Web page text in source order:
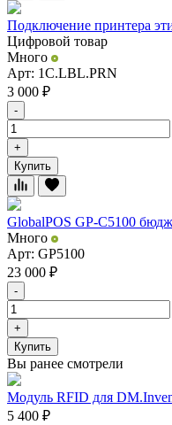
Подключение принтера
Цифровой товар
Много
Арт: 1C.LBL.PRN
3 000 ₽
-
+
Купить
GlobalPOS GP-C5100
Много
Арт: GP5100
23 000 ₽
-
+
Купить
Вы ранее смотрели
Модуль RFID для
5 400 ₽